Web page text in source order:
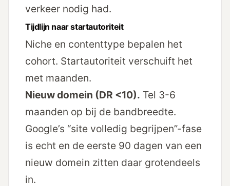
verkeer nodig had.
Tijdlijn naar startautoriteit
Niche en contenttype bepalen het
cohort. Startautoriteit verschuift het
met maanden.
Nieuw domein (DR <10). Tel 3-6
maanden op bij de bandbreedte.
Google’s “site volledig begrijpen”-fase
is echt en de eerste 90 dagen van een
nieuw domein zitten daar grotendeels
in.